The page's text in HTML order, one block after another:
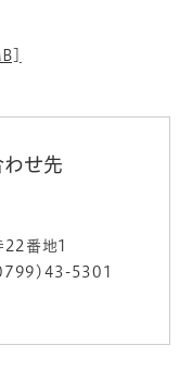
せ先
22番地1
5301